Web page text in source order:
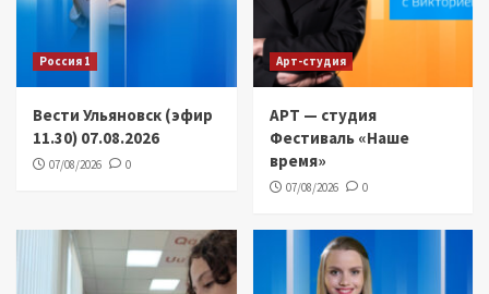
Россия 1
Вести Ульяновск (эфир
11.30) 07.08.2026
07/08/2026 0
Арт-студия
АРТ — студия
Фестиваль «Наше
время»
07/08/2026 0